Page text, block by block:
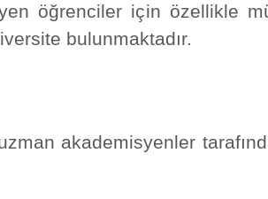
öğrenciler için özellikle
bulunmaktadır.
akademisyenler